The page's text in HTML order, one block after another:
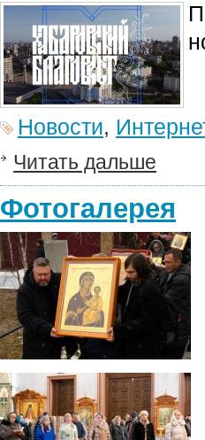
Новости,
Читать дальше
Фотогалерея